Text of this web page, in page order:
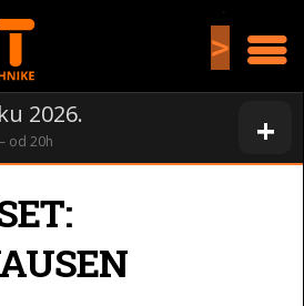
>
+
2026.
od 20h